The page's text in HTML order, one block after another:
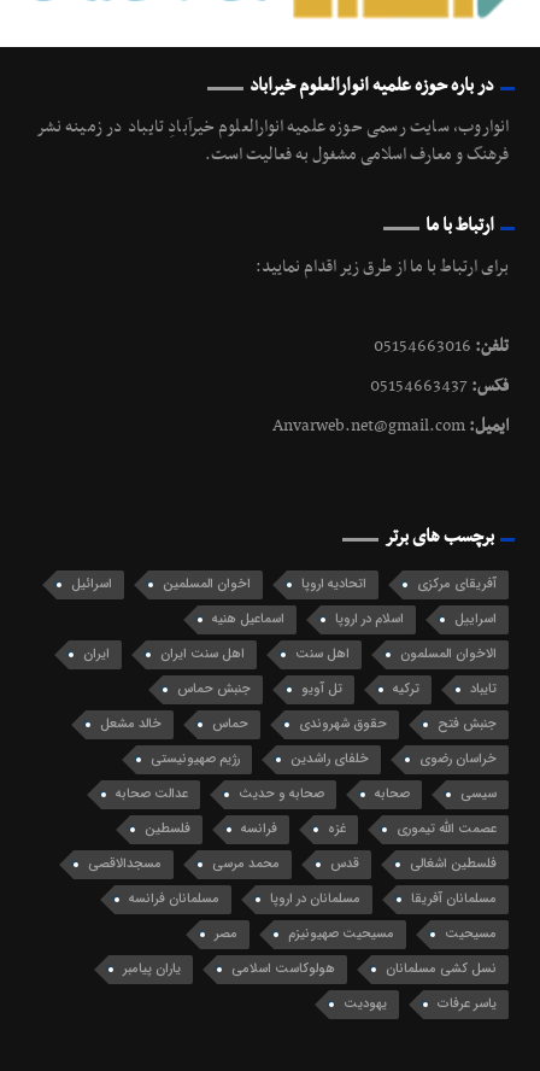
در باره حوزه علمیه انوارالعلوم خیراباد
انواروب، سایت رسمی حوزه علمیه انوارالعلوم خیرآبادِ تایباد در زمینه نشر
فرهنگ و معارف اسلامی مشغول به فعالیت است.
ارتباط با ما
برای ارتباط با ما از طرق زیر اقدام نمایید:
تلفن:
فکس:05154663437
ایمیل:Anvarweb.net@gmail.com
برچسب های برتر
آفریقای مرکزی اتحادیه اروپا اخوان المسلمین
اسرائیل
اسراییل
اسلام در اروپا
اسماعیل هنیه
الاخوان المسلمون
اهل سنت اهل سنت ایران
ایران
تایباد
ترکیه تل آویو
جنبش حماس
جنبش فتح
حقوق شهروندی حماس
خالد مشعل
خراسان رضوی
خلفای راشدین
رژیم صهیونیستی
سیسی
صحابه صحابه و حدیث
عدالت صحابه
عصمت الله تیموری
غزه فرانسه
فلسطین
فلسطین اشغالی
قدس محمد مرسی
مسجدالاقصی
مسلمانان آفریقا
مسلمانان در اروپا
مسلمانان فرانسه
مسیحیت
مسیحیت صهیونیزم
مصر
نسل کشی مسلمانان
هولوکاست اسلامی
یاران پیامبر
یاسر عرفات
یهودیت